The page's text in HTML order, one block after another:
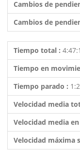
Cambios de
Cambios de
Tiempo total :
Tiempo en
Tiempo parado :
Velocidad media
Velocidad media
Velocidad máxima